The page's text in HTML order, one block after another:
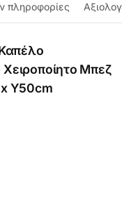
πληροφορίες
Μπεζ
Υ50cm